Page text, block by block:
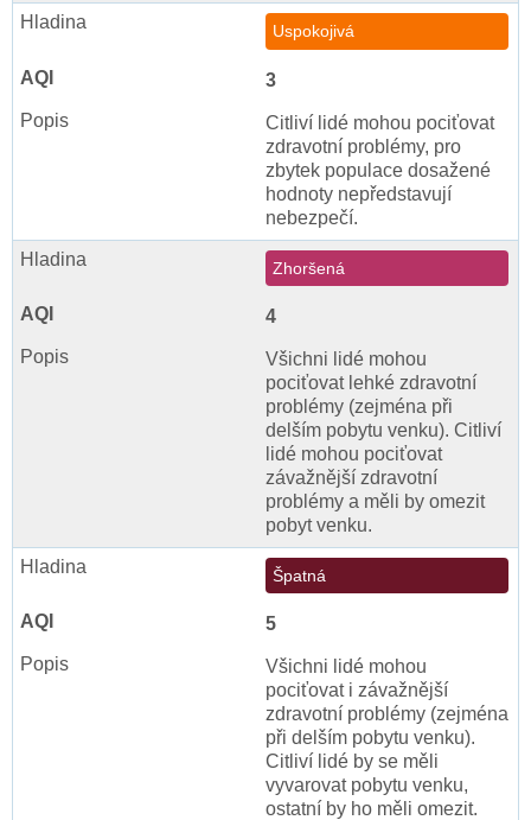
Uspokojivá
3
Citliví lidé mohou pociťovat
zdravotní problémy, pro
zbytek populace dosažené
hodnoty nepředstavují
nebezpečí.
Zhoršená
4
Všichni lidé mohou
pociťovat lehké zdravotní
problémy (zejména při
delším pobytu venku). Citliví
lidé mohou pociťovat
závažnější zdravotní
problémy a měli by omezit
pobyt venku.
Špatná
5
Všichni lidé mohou
pociťovat i závažnější
zdravotní problémy (zejména
při delším pobytu venku).
Citliví lidé by se měli
vyvarovat pobytu venku,
ostatní by ho měli omezit.